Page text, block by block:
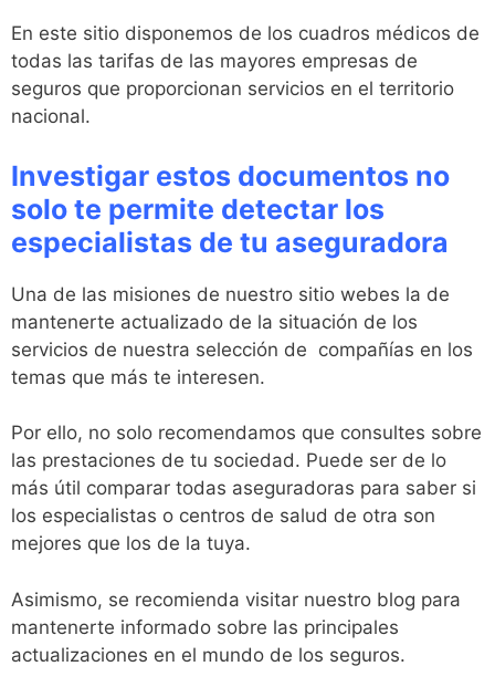
En este sitio disponemos de los cuadros médicos de
todas las tarifas de las mayores empresas de
seguros que proporcionan servicios en el territorio
nacional.
Investigar estos documentos no
solo te permite detectar los
especialistas de tu aseguradora
Una de las misiones de nuestro sitio webes la de
mantenerte actualizado de la situación de los
servicios de nuestra selección de compañías en los
temas que más te interesen.
Por ello, no solo recomendamos que consultes sobre
las prestaciones de tu sociedad. Puede ser de lo
más útil comparar todas aseguradoras para saber si
los especialistas o centros de salud de otra son
mejores que los de la tuya.
Asimismo, se recomienda visitar nuestro blog para
mantenerte informado sobre las principales
actualizaciones en el mundo de los seguros.